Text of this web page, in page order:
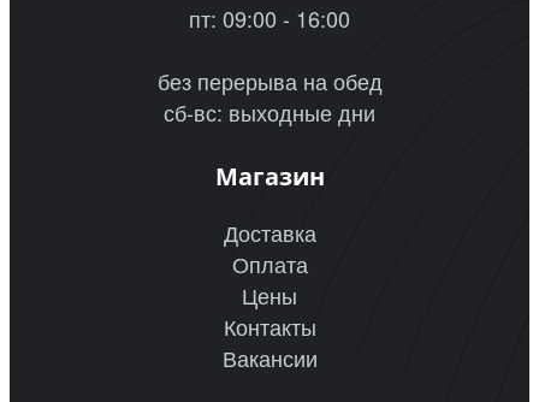
пт: 09:00 - 16:00
без перерыва на обед
сб-вс: выходные дни
Магазин
Доставка
Оплата
Цены
Контакты
Вакансии